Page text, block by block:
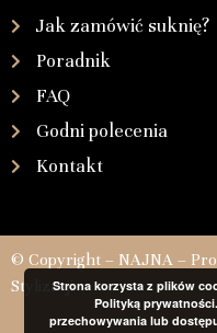
Jak zamówić suknię?
Poradnik
FAQ
Godni polecenia
Kontakt
© Copyright – NAJNA –
StylizacjiStrona korzysta z plików
Polityką
przechowywania lub